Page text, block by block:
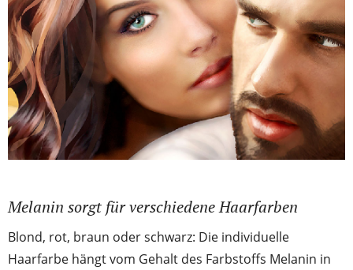
Melanin sorgt für verschiedene Haarfarben
Blond, rot, braun oder schwarz: Die individuelle
Haarfarbe hängt vom Gehalt des Farbstoffs Melanin in